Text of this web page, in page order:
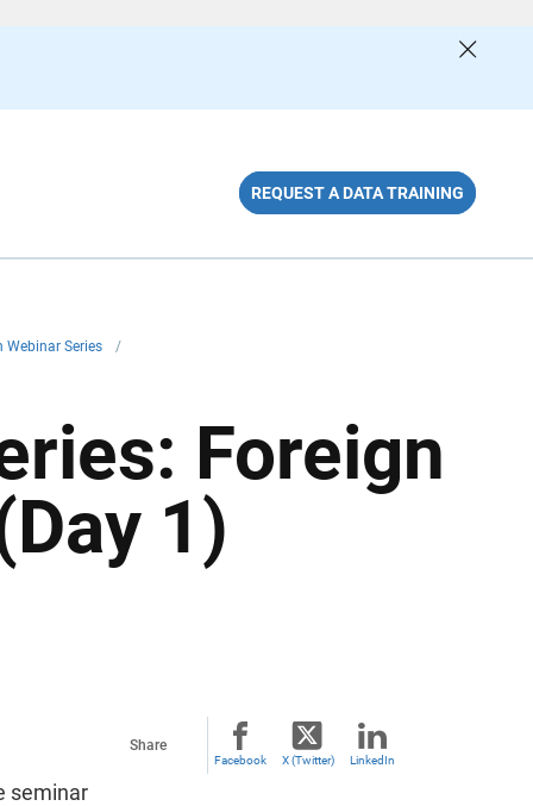
REQUEST A DATA TRAINING
Webinar Series /
Foreign
1)
seminar
Share
Facebook X (Twitter) LinkedIn